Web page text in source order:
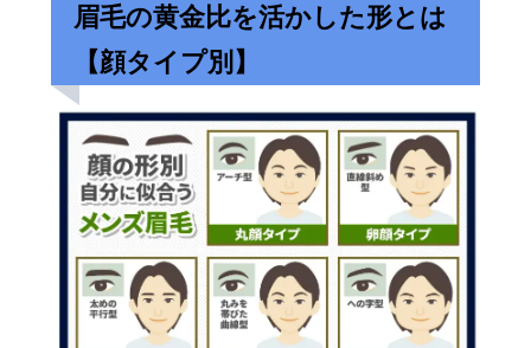
眉毛の黄金比を活かした形とは
【顔タイプ別】